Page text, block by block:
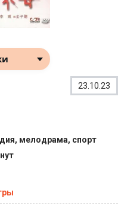
23.10.23
мелодрама, спорт